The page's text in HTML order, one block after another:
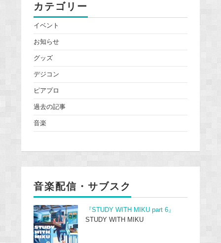
カテゴリー
イベント
お知らせ
グッズ
デジコン
ピアプロ
過去の記事
音楽
音楽配信・サブスク
『STUDY WITH MIKU part 6』
STUDY WITH MIKU